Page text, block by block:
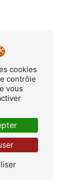
cookies
contrôle
vous